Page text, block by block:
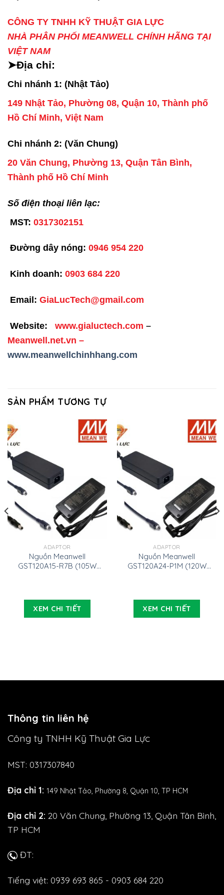
CÔNG TY TNHH KỸ THUẬT GIA LỰC
NHÀ PHÂN PHỐI MEANWELL CHÍNH HÃNG TẠI
VIỆT NAM
➤Địa chỉ:
Chi nhánh 1: (Nhật Tảo)
149 Nhật Tảo, Phường 08, Quận 10, Thành phố
Hồ Chí Minh, Việt Nam
Chi nhánh 2: (Văn Chung)
20 Văn Chung, Phường 13, Quận Tân Bình,
Thành phố Hồ Chí Minh
Số điện thoại liên lạc:
MST: 0317302151
Đường dây nóng: 0946 954 220
Kinh doanh: 0903 684 220
Email: GiaLucTech@gmail.com
Website: www.gialuctech.com –
Meanwell.net.vn –
www.meanwellchinhhang.com
SẢN PHẨM TƯƠNG TỰ
ADAPTOR
Nguồn Meanwell
GST120A15-R7B (105W
XEM CHI TIẾT
ADAPTOR
Nguồn Meanwell
GST120A24-P1M (120W
XEM CHI TIẾT
Thông tin liên hệ
Công ty TNHH Kỹ Thuật Gia Lực
MST: 0317307840
Địa chỉ 1: 149 Nhật Tảo, Phường 8, Quận 10, TP HCM
Địa chỉ 2: 20 Văn Chung, Phường 13, Quận Tân Bình,
TP HCM
ĐT:
Tiếng việt: 0939 693 865 - 0903 684 220